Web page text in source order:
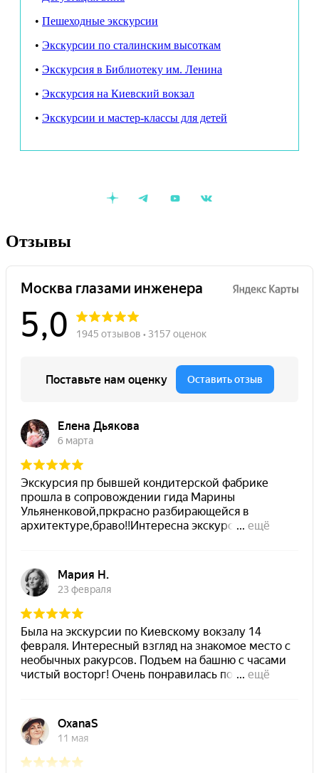
как в архитектуре работают камень, гипс, стекло и металл;
чем строится ритм на фасаде и зачем он нужен;
как архитектурное бюро сделало подарок и что из этого
вышло.
Продолжительность:1,5 часа.
Где начинаем:у выхода №1 из м. «Таганская» кольцевая.
Где заканчиваем:Яузская улица, 11/6к4.
Предварительная покупка билетов через сайт
«Москва глазами инженера».
В стоимость экскурсии включено использование
радиогидов, к которым подключаются наушники,
выданные гидом. Для удобства вы можете использовать
собственные наушники (разъем mini jack 3.5 mm).
Организатор оставляет за собой право переноса или
• Пешеходные экскурсии
• Экскурсии по сталинским высоткам
• Экскурсия в Библиотеку им. Ленина
• Экскурсия на Киевский вокзал
• Экскурсии и мастер-классы для детей
Отзывы